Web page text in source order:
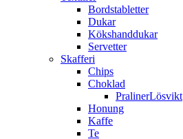
Bordstabletter
Dukar
Kökshanddukar
Servetter
Skafferi
Chips
Choklad
PralinerLösvikt
Honung
Kaffe
Te